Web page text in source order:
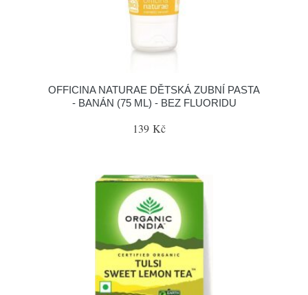
OFFICINA NATURAE DĚTSKÁ ZUBNÍ PASTA
- BANÁN (75 ML) - BEZ FLUORIDU
139 Kč